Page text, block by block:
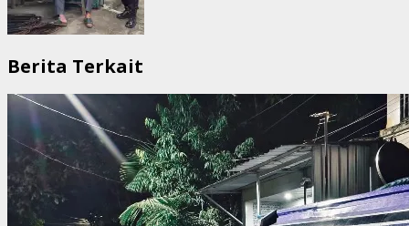
Berita Terkait